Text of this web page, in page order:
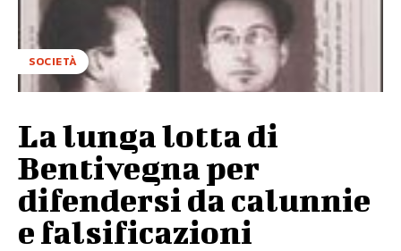
SOCIETÀ
La lunga lotta di
Bentivegna per
difendersi da calunnie
e falsificazioni